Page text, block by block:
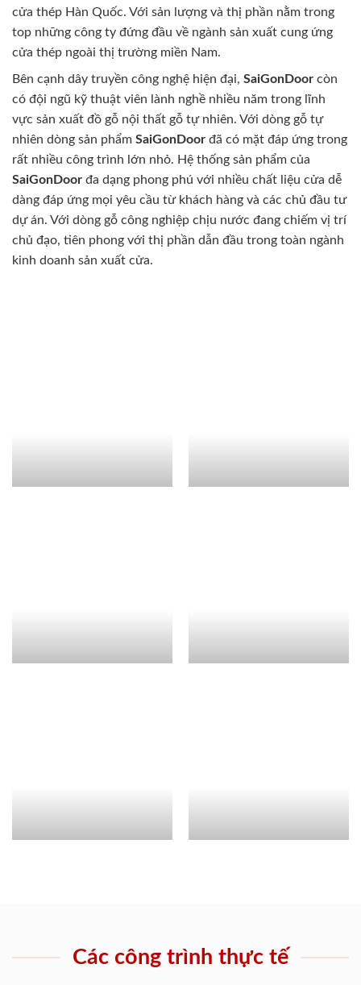
cửa thép Hàn Quốc. Với sản lượng và thị phần nằm trong
top những công ty đứng đầu về ngành sản xuất cung ứng
cửa thép ngoài thị trường miền Nam.
Bên cạnh dây truyền công nghệ hiện đại, SaiGonDoor còn
có đội ngũ kỹ thuật viên lành nghề nhiều năm trong lĩnh
vực sản xuất đồ gỗ nội thất gỗ tự nhiên. Với dòng gỗ tự
nhiên dòng sản phẩm SaiGonDoor đã có mặt đáp ứng trong
rất nhiều công trình lớn nhỏ. Hệ thống sản phẩm của
SaiGonDoor đa dạng phong phú với nhiều chất liệu cửa dễ
dàng đáp ứng mọi yêu cầu từ khách hàng và các chủ đầu tư
dự án. Với dòng gỗ công nghiệp chịu nước đang chiếm vị trí
chủ đạo, tiên phong với thị phần dẫn đầu trong toàn ngành
kinh doanh sản xuất cửa.
Các công trình thực tế